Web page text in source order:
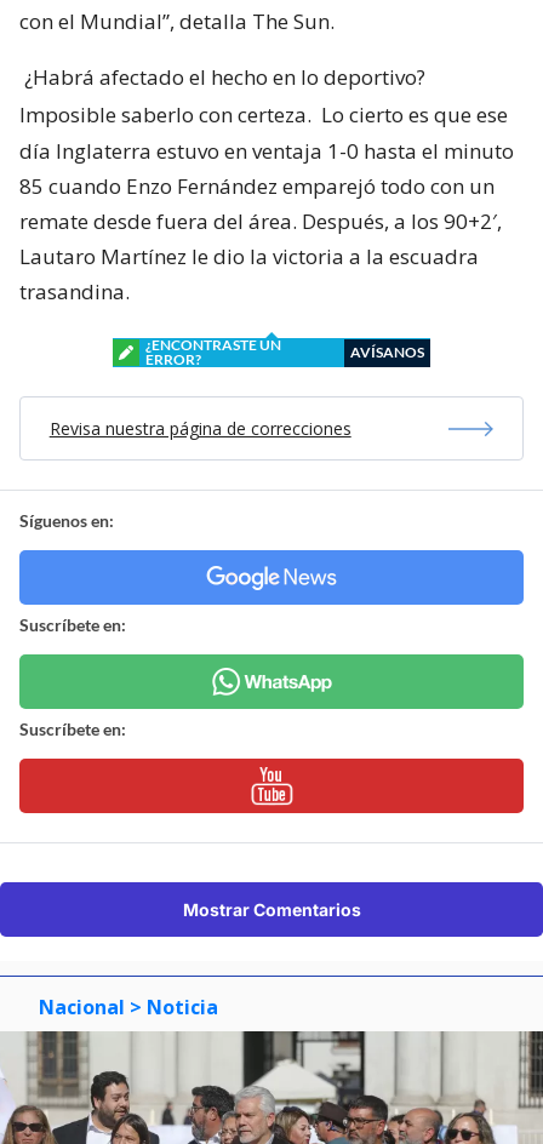
con el Mundial”, detalla The Sun.
¿Habrá afectado el hecho en lo deportivo?
Imposible saberlo con certeza. Lo cierto es que ese
día Inglaterra estuvo en ventaja 1-0 hasta el minuto
85 cuando Enzo Fernández emparejó todo con un
remate desde fuera del área. Después, a los 90+2′,
Lautaro Martínez le dio la victoria a la escuadra
trasandina.
¿ENCONTRASTE UN
ERROR?
AVÍSANOS
Revisa nuestra página de correcciones
Síguenos en:
Suscríbete en:
Suscríbete en:
Mostrar Comentarios
Nacional > Noticia